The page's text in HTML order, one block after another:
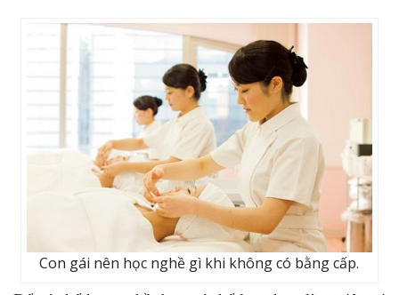
Con gái nên học nghề gì khi không có bằng cấp.